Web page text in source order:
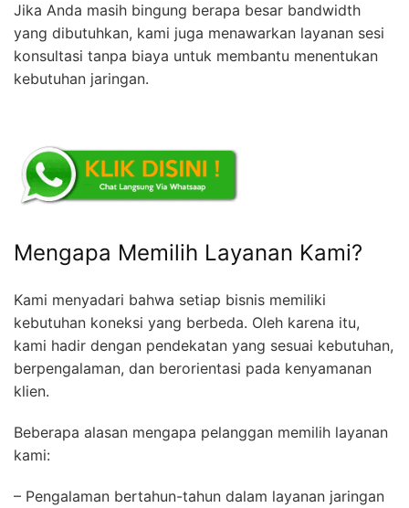
Jika Anda masih bingung berapa besar bandwidth
yang dibutuhkan, kami juga menawarkan layanan sesi
konsultasi tanpa biaya untuk membantu menentukan
kebutuhan jaringan.
Mengapa Memilih Layanan Kami?
Kami menyadari bahwa setiap bisnis memiliki
kebutuhan koneksi yang berbeda. Oleh karena itu,
kami hadir dengan pendekatan yang sesuai kebutuhan,
berpengalaman, dan berorientasi pada kenyamanan
klien.
Beberapa alasan mengapa pelanggan memilih layanan
kami:
– Pengalaman bertahun-tahun dalam layanan jaringan